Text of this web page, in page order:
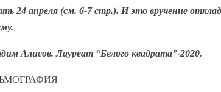
24 апреля (см. 6-7 стр.). И это вручение
Алисов. Лауреат “Белого квадрата”-2020.